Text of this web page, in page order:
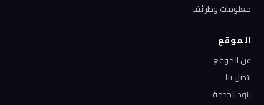
معلومات وطرائف
الموقع
عن الموقع
اتصل بنا
بنود الخدمة